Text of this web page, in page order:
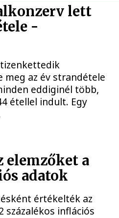
lett
-
az év strandétele
eddiginél több,
étellel indult. Egy
elemzőket a
adatok
értékelték az
százalékos inflációs